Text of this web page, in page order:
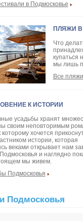
в Подмосковье
ПЛЯЖИ
Что
купаться
мы лишь
Все
К ИСТОРИИ
усадьбы хранят
своим неповторимым
хочется
истории, которая
веками открывает нам
и наглядно
мы живем.
Подмосковья
Подмосковья